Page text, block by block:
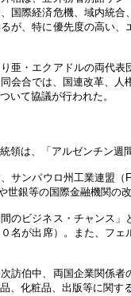
国際経済危機、域内統
が、特に優先度の高い
亜・エクアドルの両代
会合では、国連改革、
いて協議が行われた。
領は、「アルゼンチン
サンパウロ州工業連盟
世銀等の国際金融機関の
のビジネス・チャンス
名が出席）。また、フ
訪伯中、両国企業関係
、化粧品、出版等に関す